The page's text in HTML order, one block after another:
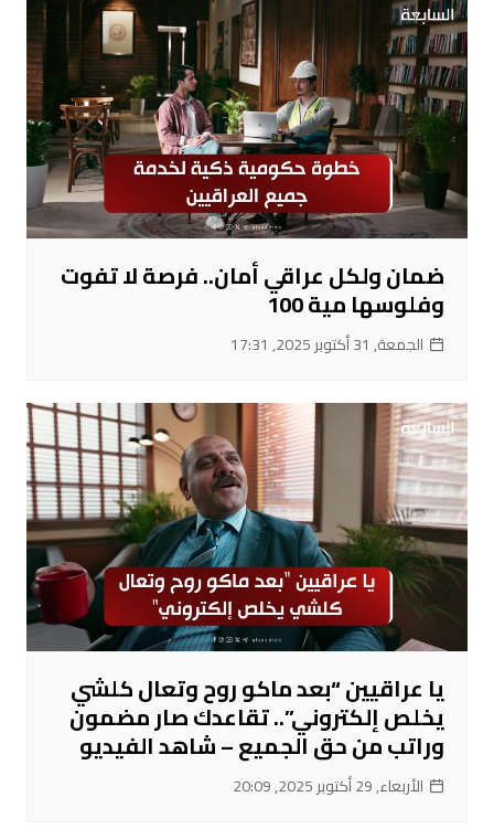
ضمان ولكل عراقي أمان.. فرصة لا تفوت
وفلوسها مية 100
الجمعة, 31 أكتوبر 2025, 17:31
يا عراقيين “بعد ماكو روح وتعال كلشي
يخلص إلكتروني”.. تقاعدك صار مضمون
وراتب من حق الجميع – شاهد الفيديو
الأربعاء, 29 أكتوبر 2025, 20:09